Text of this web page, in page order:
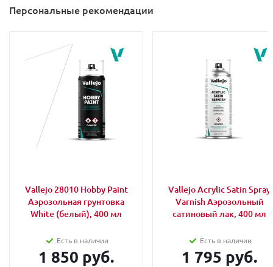
Персональные рекомендации
Vallejo 28010 Hobby Paint
Аэрозольная грунтовка
White (белый), 400 мл
Есть в наличии
1 850 руб.
Vallejo Acrylic Satin Spray
Varnish Аэрозольный
сатиновый лак, 400 мл
Есть в наличии
1 795 руб.